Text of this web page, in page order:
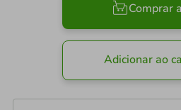
Comprar
Adicionar ao